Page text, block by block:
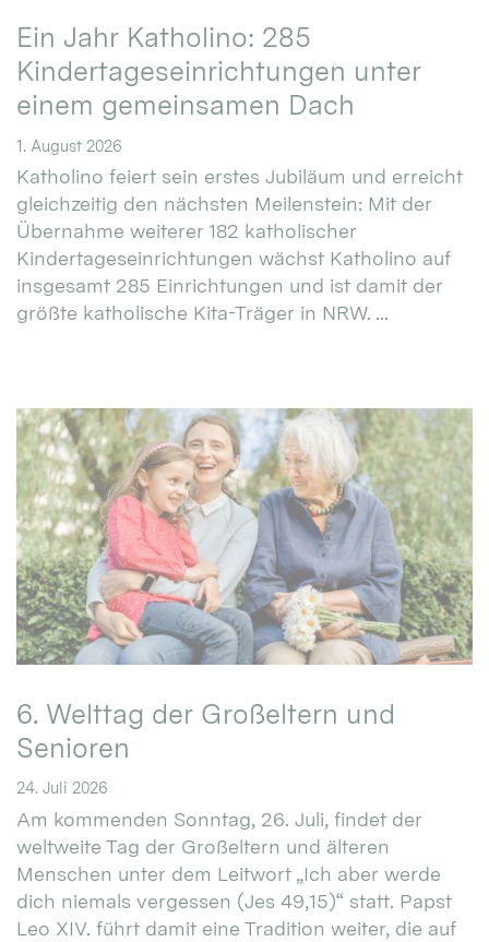
Ein Jahr Katholino: 285
Kindertageseinrichtungen unter
einem gemeinsamen Dach
1. August 2026
Katholino feiert sein erstes Jubiläum und erreicht
gleichzeitig den nächsten Meilenstein: Mit der
Übernahme weiterer 182 katholischer
Kindertageseinrichtungen wächst Katholino auf
insgesamt 285 Einrichtungen und ist damit der
größte katholische Kita-Träger in NRW. ...
6. Welttag der Großeltern und
Senioren
24. Juli 2026
Am kommenden Sonntag, 26. Juli, findet der
weltweite Tag der Großeltern und älteren
Menschen unter dem Leitwort „Ich aber werde
dich niemals vergessen (Jes 49,15)“ statt. Papst
Leo XIV. führt damit eine Tradition weiter, die auf